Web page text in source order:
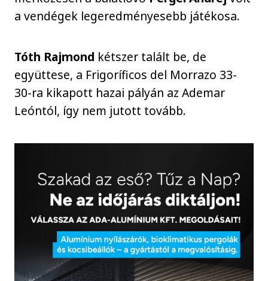
a vendégek legeredményesebb játékosa.
Tóth Rajmond kétszer talált be, de
együttese, a Frigoríficos del Morrazo 33-
30-ra kikapott hazai pályán az Ademar
Leóntól, így nem jutott tovább.